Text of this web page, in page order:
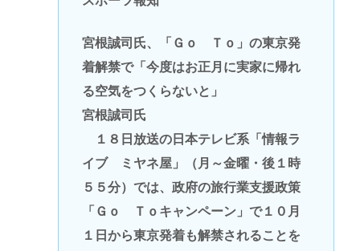
宮根誠司氏、「Ｇｏ Ｔｏ」の東京発
着解禁で「今度はお正月に実家に帰れ
る空気をつくらないと」
宮根誠司氏
１８日放送の日本テレビ系「情報ラ
イブ ミヤネ屋」（月～金曜・後１時
５５分）では、政府の旅行業支援政策
「Ｇｏ Ｔｏキャンペーン」で１０月
１日から東京発着も解禁されることを